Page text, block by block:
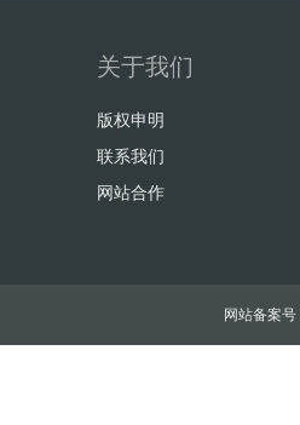
关于我们
版权申明
联系我们
网站合作
网站备案号